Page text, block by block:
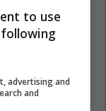
to use
advertising and
and